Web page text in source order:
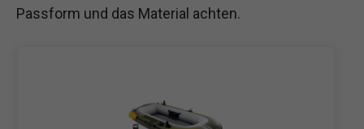
Passform und das Material achten.